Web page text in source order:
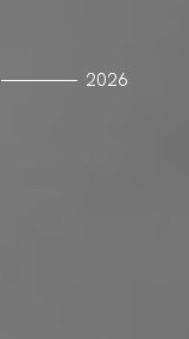
———— 2026